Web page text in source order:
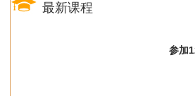
最新课程
参加